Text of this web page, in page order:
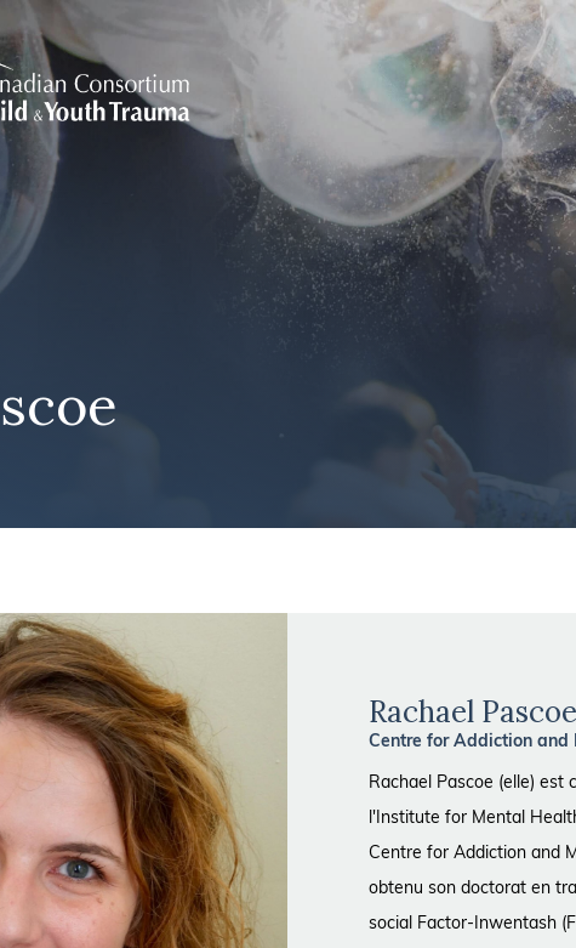
Rachael Pascoe
Centre for Addiction and
Rachael Pascoe (elle) est
l'Institute for Mental
Centre for Addiction and
obtenu son doctorat en
social Factor-Inwentash